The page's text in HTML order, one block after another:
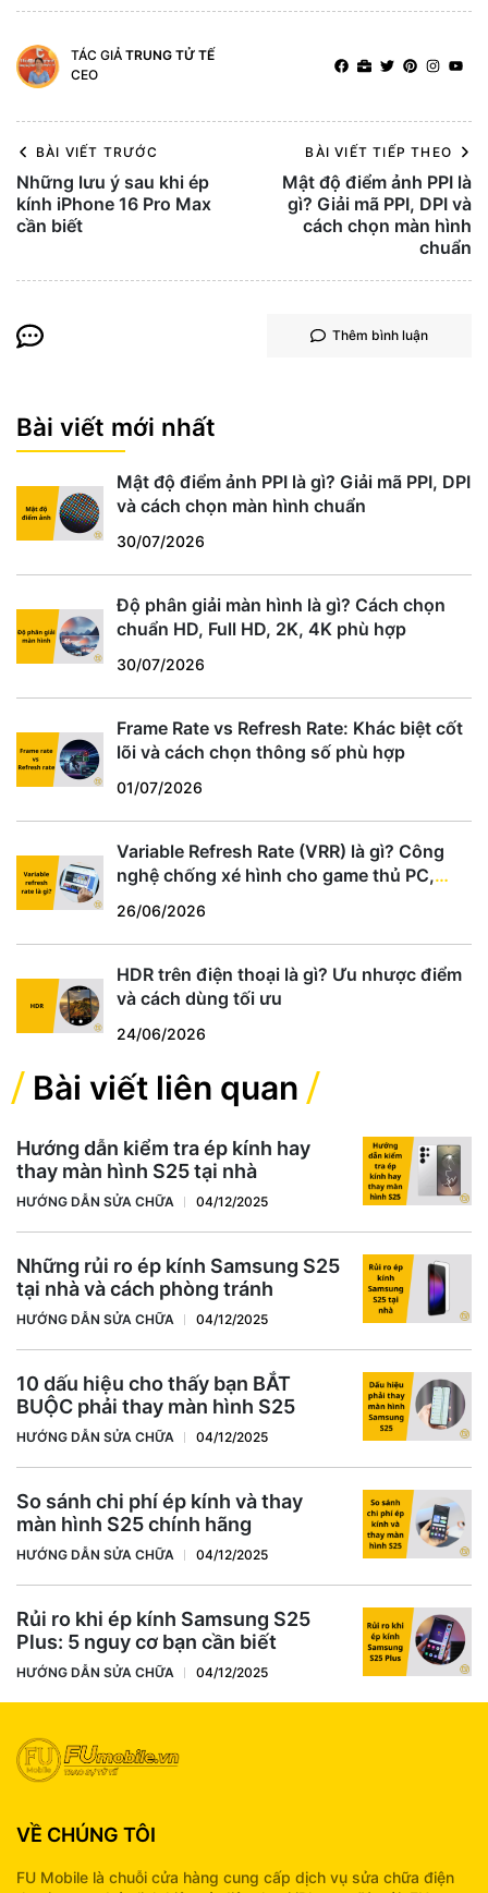
TÁC GIẢ TRUNG TỬ TẾ
CEO
BÀI VIẾT TRƯỚC
Những lưu ý sau khi ép
kính iPhone 16 Pro Max
cần biết
BÀI VIẾT TIẾP THEO
Mật độ điểm ảnh PPI là
gì? Giải mã PPI, DPI và
cách chọn màn hình
chuẩn
Thêm bình luận
Bài viết mới nhất
Mật độ điểm ảnh PPI là gì? Giải mã PPI, DPI
và cách chọn màn hình chuẩn
30/07/2026
Độ phân giải màn hình là gì? Cách chọn
chuẩn HD, Full HD, 2K, 4K phù hợp
30/07/2026
Frame Rate vs Refresh Rate: Khác biệt cốt
lõi và cách chọn thông số phù hợp
01/07/2026
Variable Refresh Rate (VRR) là gì? Công
nghệ chống xé hình cho game thủ PC,
PS5, Xbox
26/06/2026
HDR trên điện thoại là gì? Ưu nhược điểm
và cách dùng tối ưu
24/06/2026
Bài viết liên quan
Hướng dẫn kiểm tra ép kính hay
thay màn hình S25 tại nhà
HƯỚNG DẪN SỬA CHỮA 04/12/2025
Những rủi ro ép kính Samsung S25
tại nhà và cách phòng tránh
HƯỚNG DẪN SỬA CHỮA 04/12/2025
10 dấu hiệu cho thấy bạn BẮT
BUỘC phải thay màn hình S25
HƯỚNG DẪN SỬA CHỮA 04/12/2025
So sánh chi phí ép kính và thay
màn hình S25 chính hãng
HƯỚNG DẪN SỬA CHỮA 04/12/2025
Rủi ro khi ép kính Samsung S25
Plus: 5 nguy cơ bạn cần biết
HƯỚNG DẪN SỬA CHỮA 04/12/2025
VỀ CHÚNG TÔI
FU Mobile là chuỗi cửa hàng cung cấp dịch vụ sửa chữa điện